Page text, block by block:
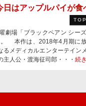
はアップルパイが食
劇場「ブラックペアン シー
本作は、2018年4月期に
るメディカルエンターテイン
人公・渡海征司郎・・・ 続